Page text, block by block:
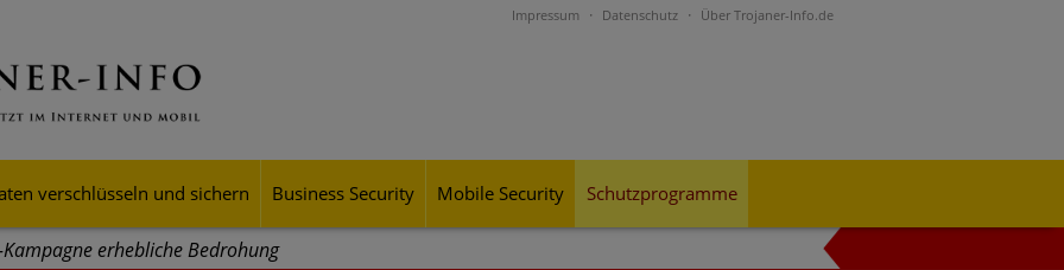
Impressum Datenschutz Über Trojaner-Info.de
verschlüsseln und sichern Business Security Mobile Security Schutzprogramme
erhebliche Bedrohung